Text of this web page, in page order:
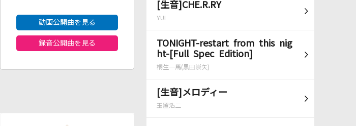
[生音]CHE.R.RY
YUI
TONIGHT-restart from this nig
ht-[Full Spec Edition]
桐生一馬(黒田崇矢)
[生音]メロディー
玉置浩二
動画公開曲を見る
録音公開曲を見る